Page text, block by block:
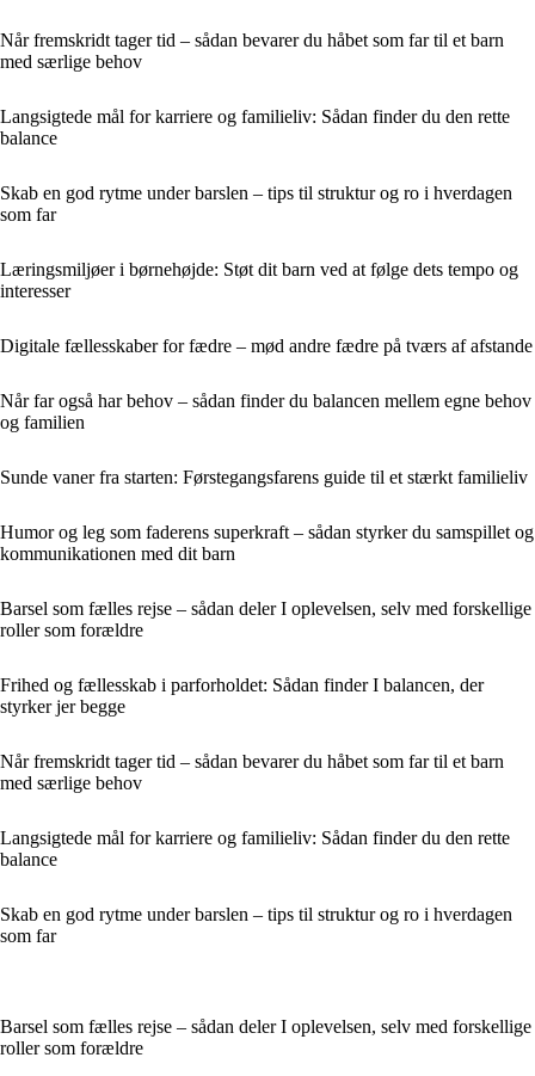
Når fremskridt tager tid – sådan bevarer du håbet som far til et barn
med særlige behov
Langsigtede mål for karriere og familieliv: Sådan finder du den rette
balance
Skab en god rytme under barslen – tips til struktur og ro i hverdagen
som far
Læringsmiljøer i børnehøjde: Støt dit barn ved at følge dets tempo og
interesser
Digitale fællesskaber for fædre – mød andre fædre på tværs af afstande
Når far også har behov – sådan finder du balancen mellem egne behov
og familien
Sunde vaner fra starten: Førstegangsfarens guide til et stærkt familieliv
Humor og leg som faderens superkraft – sådan styrker du samspillet og
kommunikationen med dit barn
Barsel som fælles rejse – sådan deler I oplevelsen, selv med forskellige
roller som forældre
Frihed og fællesskab i parforholdet: Sådan finder I balancen, der
styrker jer begge
Når fremskridt tager tid – sådan bevarer du håbet som far til et barn
med særlige behov
Langsigtede mål for karriere og familieliv: Sådan finder du den rette
balance
Skab en god rytme under barslen – tips til struktur og ro i hverdagen
som far
Barsel som fælles rejse – sådan deler I oplevelsen, selv med forskellige
roller som forældre